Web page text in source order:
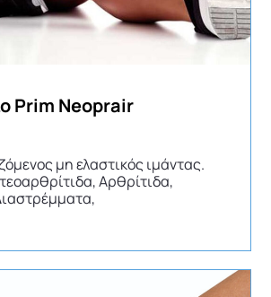
Prim Neoprair
μη ελαστικός ιμάντας.
Αρθρίτιδα,